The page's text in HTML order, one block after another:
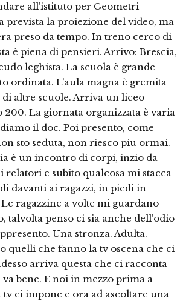
all’istituto per Geometri
prevista la proiezione del video, ma
preso da tempo. In treno cerco di
è piena di pensieri. Arrivo: Brescia,
leghista. La scuola è grande
ordinata. L’aula magna è gremita
altre scuole. Arriva un liceo
200. La giornata organizzata è varia
il doc. Poi presento, come
sto seduta, non riesco piu ormai.
è un incontro di corpi, inzio da
relatori e subito qualcosa mi stacca
davanti ai ragazzi, in piedi in
ragazzine a volte mi guardano
talvolta penso ci sia anche dell’odio
Una stronza. Adulta.
quelli che fanno la tv oscena che ci
arriva questa che ci racconta
bene. E noi in mezzo prima a
tv ci impone e ora ad ascoltare una